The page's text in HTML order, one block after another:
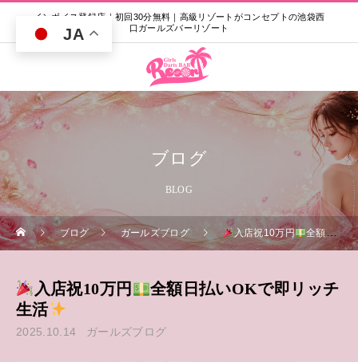
インボイス登録店｜初回30分無料｜高級リゾートがコンセプトの池袋西
口ガールズバーリゾート
ブログ
BLOG
ブログ ガールズブログ 入店祝10万円 全額日払いOKで即リッチ生活
入店祝10万円
全額日払いOKで即リッチ
生活
2025.10.14 ガールズブログ
JA